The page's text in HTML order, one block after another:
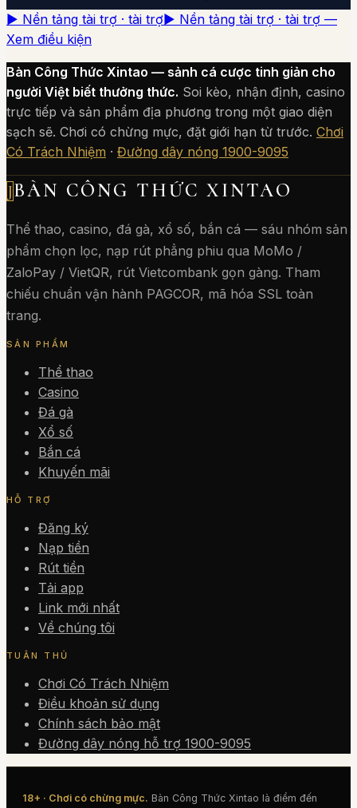
▶ Nền tảng tài trợ · tài trợ▶ Nền tảng tài trợ · tài trợ —
Xem điều kiện
Bàn Công Thức Xintao — sảnh cá cược tinh giản cho
người Việt biết thưởng thức. Soi kèo, nhận định, casino
trực tiếp và sản phẩm địa phương trong một giao diện
sạch sẽ. Chơi có chừng mực, đặt giới hạn từ trước. Chơi
Có Trách Nhiệm · Đường dây nóng 1900-9095
JBÀN CÔNG THỨC XINTAO
Thể thao, casino, đá gà, xổ số, bắn cá — sáu nhóm sản
phẩm chọn lọc, nạp rút phẳng phiu qua MoMo /
ZaloPay / VietQR, rút Vietcombank gọn gàng. Tham
chiếu chuẩn vận hành PAGCOR, mã hóa SSL toàn
trang.
SẢN PHẨM
Thể thao
Casino
Đá gà
Xổ số
Bắn cá
Khuyến mãi
HỖ TRỢ
Đăng ký
Nạp tiền
Rút tiền
Tải app
Link mới nhất
Về chúng tôi
TUÂN THỦ
Chơi Có Trách Nhiệm
Điều khoản sử dụng
Chính sách bảo mật
Đường dây nóng hỗ trợ 1900-9095
18+ · Chơi có chừng mực. Bàn Công Thức Xintao là điểm đến